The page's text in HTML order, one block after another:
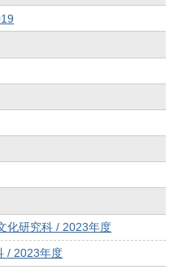
化研究科 / 2023年度
/ 2023年度